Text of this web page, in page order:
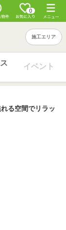
0
施工エリア
イベント
る空間でリラッ